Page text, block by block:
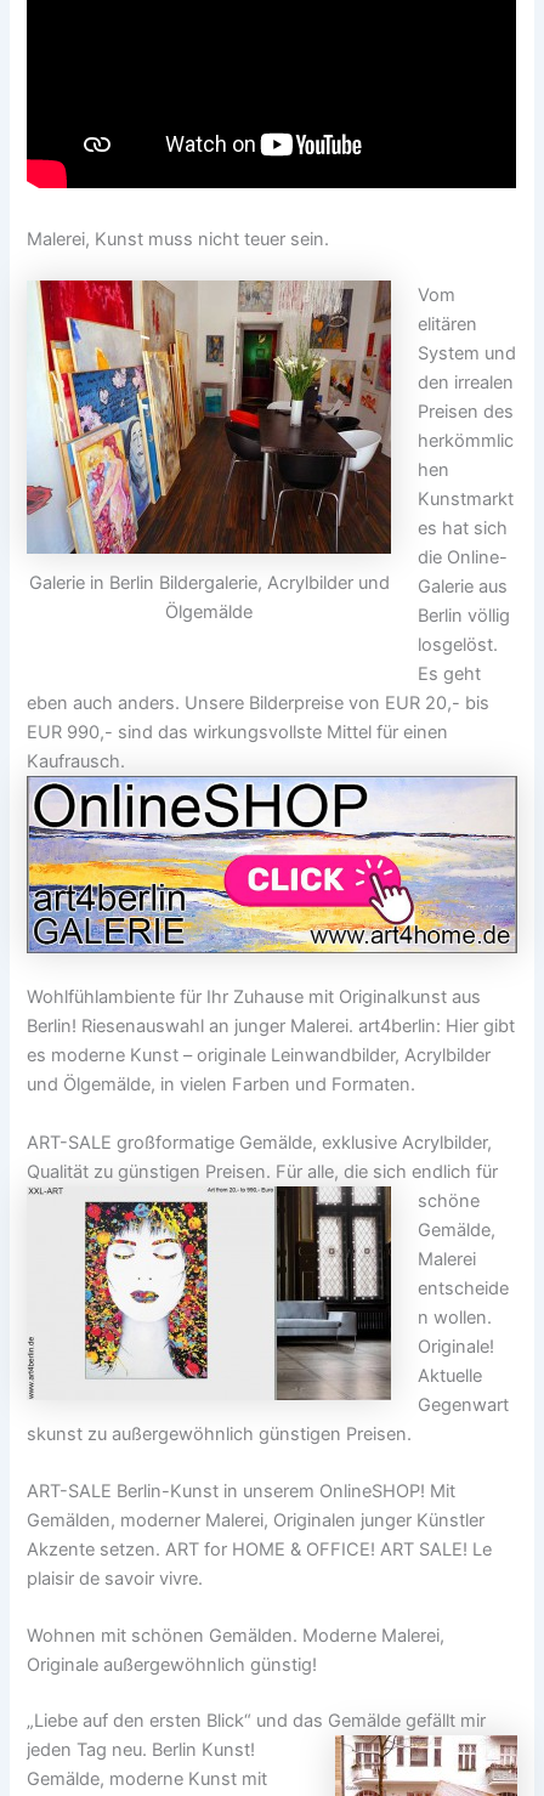
Malerei, Kunst muss nicht teuer sein.
Galerie in Berlin Bildergalerie, Acrylbilder und
Ölgemälde
Vom
elitären
System und
den irrealen
Preisen des
herkömmlic
hen
Kunstmarkt
es hat sich
die Online-
Galerie aus
Berlin völlig
losgelöst.
Es geht
eben auch anders. Unsere Bilderpreise von EUR 20,- bis
EUR 990,- sind das wirkungsvollste Mittel für einen
Kaufrausch.
Wohlfühlambiente für Ihr Zuhause mit Originalkunst aus
Berlin! Riesenauswahl an junger Malerei. art4berlin: Hier gibt
es moderne Kunst – originale Leinwandbilder, Acrylbilder
und Ölgemälde, in vielen Farben und Formaten.
ART-SALE großformatige Gemälde, exklusive Acrylbilder,
Qualität zu günstigen Preisen. Für alle, die sich endlichfür
schöne
Gemälde,
Malerei
entscheide
n wollen.
Originale!
Aktuelle
Gegenwart
skunst zu außergewöhnlich günstigen Preisen.
ART-SALE Berlin-Kunst in unserem OnlineSHOP! Mit
Gemälden, moderner Malerei, Originalen junger Künstler
Akzente setzen. ART for HOME & OFFICE! ART SALE! Le
plaisir de savoir vivre.
Wohnen mit schönen Gemälden. Moderne Malerei,
Originale außergewöhnlich günstig!
„Liebe auf den ersten Blick“ und das Gemälde gefällt mir
jeden Tag neu. Berlin Kunst!
Gemälde, moderne Kunst mit